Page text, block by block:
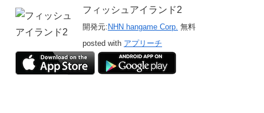
フィッシュアイランド2
開発元: NHN hangame Corp. 無料
posted with アプリーチ